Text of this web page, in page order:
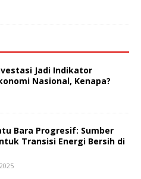
Jadi Indikator
Nasional, Kenapa?
Bara Progresif: Sumber
Transisi Energi Bersih di